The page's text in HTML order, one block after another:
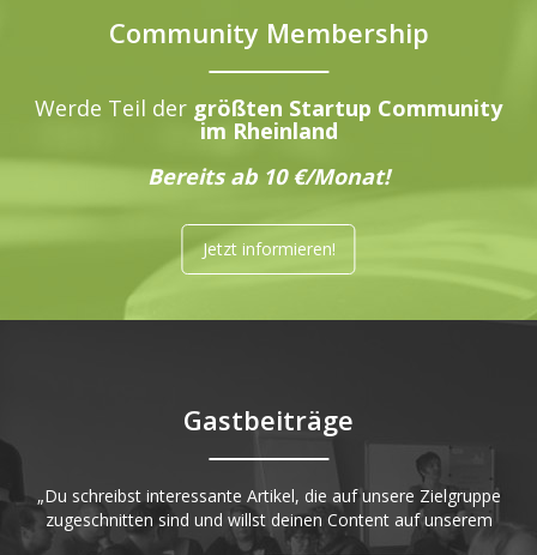
Community Membership
Werde Teil der größten Startup Community
im Rheinland
Bereits ab 10 €/Monat!
Jetzt informieren!
Gastbeiträge
„Du schreibst interessante Artikel, die auf unsere Zielgruppe
zugeschnitten sind und willst deinen Content auf unserem